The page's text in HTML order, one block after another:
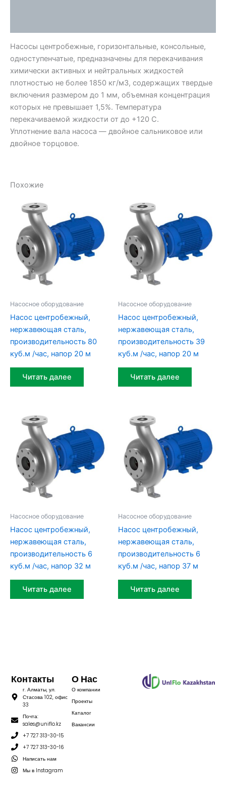
Насосы центробежные, горизонтальные, консольные,
одноступенчатые, предназначены для перекачивания
химически активных и нейтральных жидкостей
плотностью не более 1850 кг/м3, содержащих твердые
включения размером до 1 мм, объемная концентрация
которых не превышает 1,5%. Температура
перекачиваемой жидкости от до +120 С.
Уплотнение вала насоса — двойное сальниковое или
двойное торцовое.
Похожие
Насосное оборудование
Насос центробежный,
нержавеющая сталь,
производительность 80
куб.м /час, напор 20 м
Читать далее
Насосное оборудование
Насос центробежный,
нержавеющая сталь,
производительность 39
куб.м /час, напор 20 м
Читать далее
Насосное оборудование
Насос центробежный,
нержавеющая сталь,
производительность 6
куб.м /час, напор 32 м
Читать далее
Насосное оборудование
Насос центробежный,
нержавеющая сталь,
производительность 6
куб.м /час, напор 37 м
Читать далее
О Нас
О компании
Проекты
Каталог
Вакансии
Контакты
г. Алматы, ул.
Стасова 102, офис
33
Почта:
sales@uniflo.kz
+7 727 313-30-15
+7 727 313-30-16
Написать нам
Мы в Instagram